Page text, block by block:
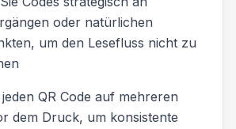
oder natürlichen
um den Lesefluss nicht zu
QR Code auf mehreren
dem Druck, um konsistente